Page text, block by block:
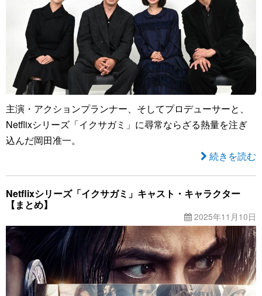
主演・アクションプランナー、そしてプロデューサーと、
Netflixシリーズ「イクサガミ」に尋常ならざる熱量を注ぎ
込んだ岡田准一。
続きを読む
Netflixシリーズ「イクサガミ」キャスト・キャラクター
【まとめ】
2025年11月10日